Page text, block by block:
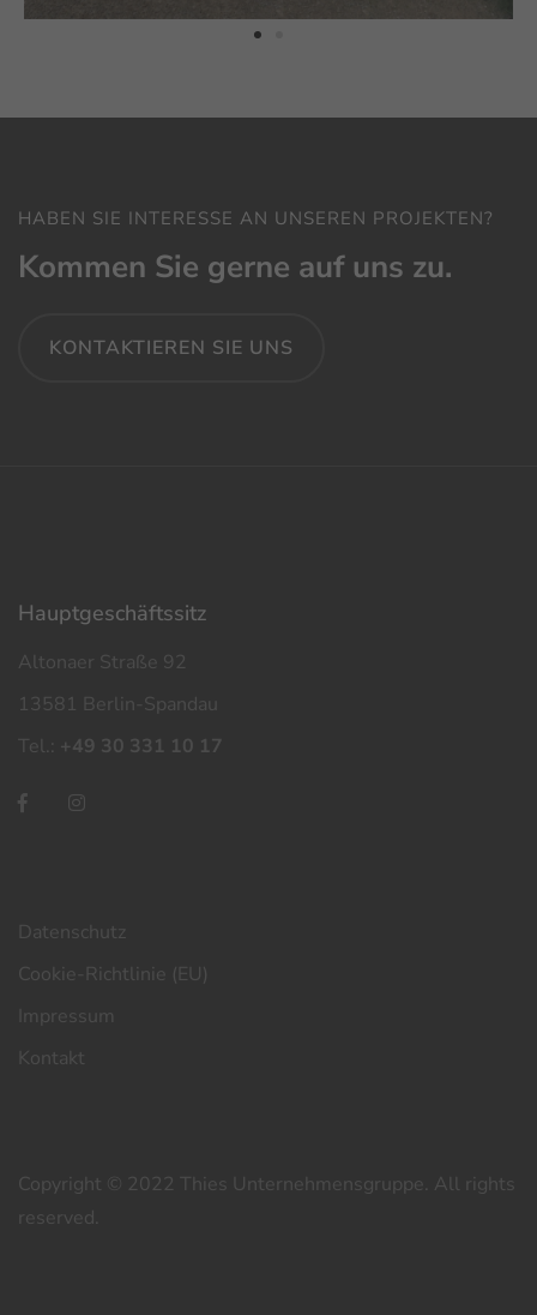
HABEN SIE INTERESSE AN UNSEREN PROJEKTEN?
Kommen Sie gerne auf uns zu.
KONTAKTIEREN SIE UNS
Haupt­geschäfts­sitz
Altonaer Straße 92
13581 Berlin-Spandau
Tel.: +49 30 331 10 17
Datenschutz
Cookie-Richtlinie (EU)
Impressum
Kontakt
Copyright © 2022 Thies Unternehmensgruppe. All rights
reserved.